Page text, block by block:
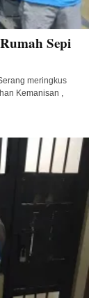
Sepi
meringkus
Kemanisan ,